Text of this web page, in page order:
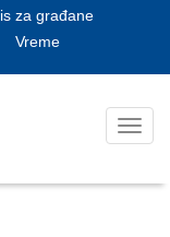
za građane
Vreme